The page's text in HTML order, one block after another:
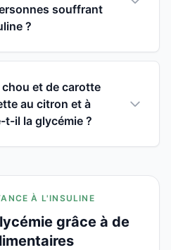
souffrant
?
chou et de carotte
au citron et à
t-il la glycémie ?
À L'INSULINE
grâce à de